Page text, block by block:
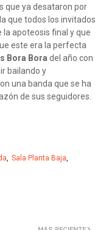
que ya desataron por
que todos los invitados
apoteosis final y que
este era la perfecta
Bora Bora del año con
bailando y
una banda que se ha
de sus seguidores.
Sala Planta Baja